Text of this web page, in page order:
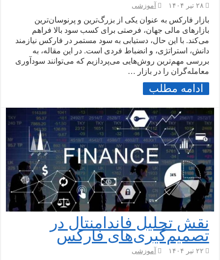
۲۸ تیر ۱۴۰۴ آموزشی
بازار فارکس به عنوان یکی از بزرگ‌ترین و پرنوسان‌ترین
بازارهای مالی جهان، فرصتی برای کسب سود بالا فراهم
می‌کند. با این حال، دستیابی به سود مستمر در فارکس نیازمند
دانش، استراتژی، و انضباط فردی است. در این مقاله، به
بررسی مهم‌ترین روش‌هایی می‌پردازیم که می‌توانند سودآوری
معامله‌گران را در بازار …
ادامه مطلب
نقش تحلیل فاندامنتال در
تصمیم‌گیری‌های فارکس
۲۲ تیر ۱۴۰۴ آموزشی